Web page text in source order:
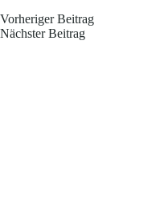
VorherigerBeitrag
NächsterBeitrag